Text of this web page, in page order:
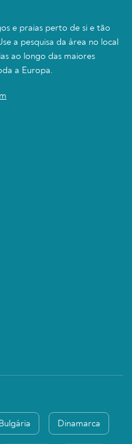
e praias perto de si e tão
a pesquisa da área no local
ao longo das maiores
a Europa.
Dinamarca